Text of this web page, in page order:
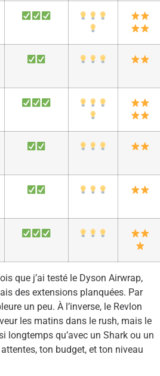
que j’ai testé le Dyson Airwrap,
des extensions planquées. Par
un peu. À l’inverse, le Revlon
les matins dans le rush, mais le
longtemps qu’avec un Shark ou un
ton budget, et ton niveau